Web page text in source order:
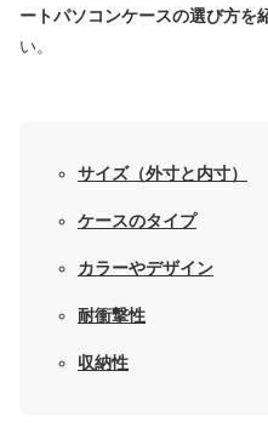
ートパソコンケースの選び方を
い。
サイズ（外寸と内寸）
ケースのタイプ
カラーやデザイン
耐衝撃性
収納性